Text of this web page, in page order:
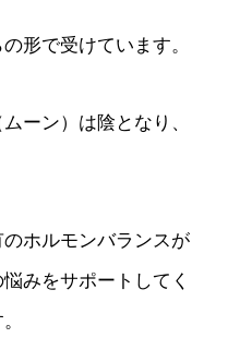
形で受けています。
ーン）は陰となり、
ホルモンバランスが
みをサポートしてく